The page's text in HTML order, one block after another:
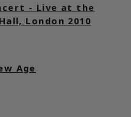
- Live at the
London 2010
Age